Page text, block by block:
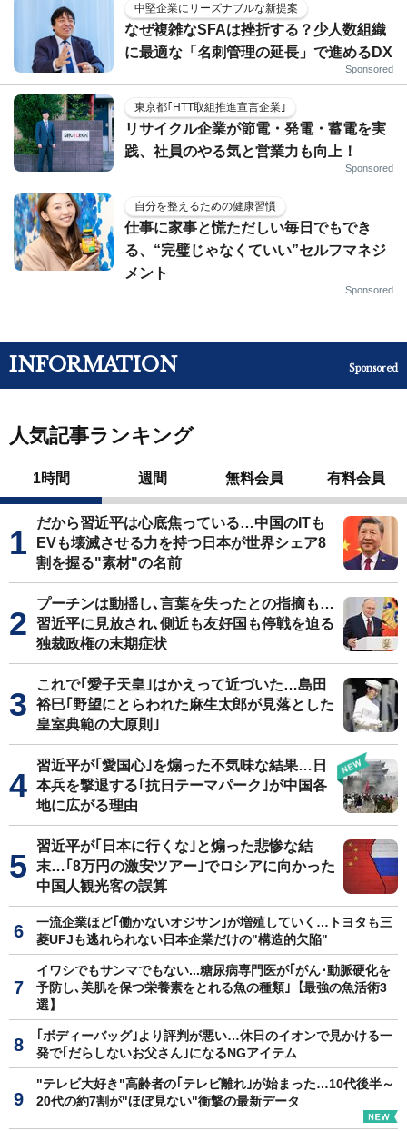
中堅企業にリーズナブルな新提案
なぜ複雑なSFAは挫折する？少人数組織
に最適な「名刺管理の延長」で進めるDX
Sponsored
東京都｢HTT取組推進宣言企業｣
リサイクル企業が節電・発電・蓄電を実
践、社員のやる気と営業力も向上！
Sponsored
自分を整えるための健康習慣
仕事に家事と慌ただしい毎日でもでき
る、“完璧じゃなくていい”セルフマネジ
メント
Sponsored
INFORMATION Sponsored
人気記事ランキング
1時間 週間 無料会員 有料会員
だから習近平は心底焦っている…中国のITも
EVも壊滅させる力を持つ日本が世界シェア8
割を握る"素材"の名前
プーチンは動揺し､言葉を失ったとの指摘も…
習近平に見放され､側近も友好国も停戦を迫る
独裁政権の末期症状
これで｢愛子天皇｣はかえって近づいた…島田
裕巳｢野望にとらわれた麻生太郎が見落とした
皇室典範の大原則｣
習近平が｢愛国心｣を煽った不気味な結果…日
本兵を撃退する｢抗日テーマパーク｣が中国各
地に広がる理由
習近平が｢日本に行くな｣と煽った悲惨な結
末…｢8万円の激安ツアー｣でロシアに向かった
中国人観光客の誤算
一流企業ほど｢働かないオジサン｣が増殖していく…トヨタも三
菱UFJも逃れられない日本企業だけの"構造的欠陥"
イワシでもサンマでもない...糖尿病専門医が｢がん･動脈硬化を
予防し､美肌を保つ栄養素をとれる魚の種類｣【最強の魚活術3
選】
｢ボディーバッグ｣より評判が悪い…休日のイオンで見かける一
発で｢だらしないお父さん｣になるNGアイテム
"テレビ大好き"高齢者の｢テレビ離れ｣が始まった…10代後半～
20代の約7割が"ほぼ見ない"衝撃の最新データ